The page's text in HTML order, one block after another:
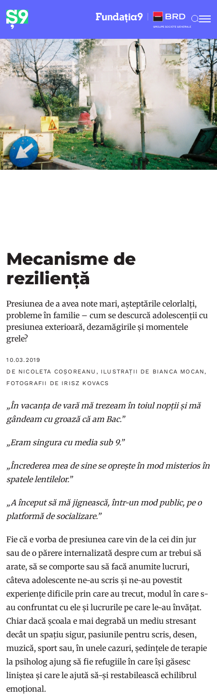
Mecanisme de
reziliență
Presiunea de a avea note mari, așteptările celorlalți,
probleme în familie – cum se descurcă adolescenții cu
presiunea exterioară, dezamăgirile și momentele
grele?
10.03.2019
DE NICOLETA COȘOREANU, ILUSTRAȚII DE BIANCA MOCAN,
FOTOGRAFII DE IRISZ KOVACS
„În vacanța de vară mă trezeam în toiul nopții și mă
gândeam cu groază că am Bac.”
„Eram singura cu media sub 9.”
„Încrederea mea de sine se oprește în mod misterios în
spatele lentilelor.”
„A început să mă jignească, într-un mod public, pe o
platformă de socializare.”
Fie că e vorba de presiunea care vin de la cei din jur
sau de o părere internalizată despre cum ar trebui să
arate, să se comporte sau să facă anumite lucruri,
câteva adolescente ne-au scris și ne-au povestit
experiențe dificile prin care au trecut, modul în care s-
au confruntat cu ele și lucrurile pe care le-au învățat.
Chiar dacă școala e mai degrabă un mediu stresant
decât un spațiu sigur, pasiunile pentru scris, desen,
muzică, sport sau, în unele cazuri, ședințele de terapie
la psiholog ajung să fie refugiile în care își găsesc
liniștea și care le ajută să-și restabilească echilibrul
emoțional.